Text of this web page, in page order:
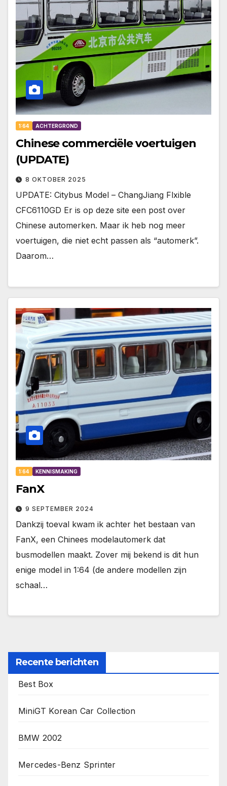
1:64 ACHTERGROND
Chinese commerciële voertuigen
(UPDATE)
8 OKTOBER 2025
UPDATE: Citybus Model – ChangJiang Flxible
CFC6110GD Er is op deze site een post over
Chinese automerken. Maar ik heb nog meer
voertuigen, die niet echt passen als “automerk”.
Daarom…
1:64 KENNISMAKING
FanX
9 SEPTEMBER 2024
Dankzij toeval kwam ik achter het bestaan van
FanX, een Chinees modelautomerk dat
busmodellen maakt. Zover mij bekend is dit hun
enige model in 1:64 (de andere modellen zijn
schaal…
Recente berichten
Best Box
MiniGT Korean Car Collection
BMW 2002
Mercedes-Benz Sprinter